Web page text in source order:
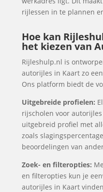
rijlessen in te plannen
Hoe kan
het kiezen van
Rijleshulp.nl is
autorijles in Kaart zo
Ons platform biedt de
Uitgebreide profielen:
rijscholen voor
uitgebreid profiel met
zoals
beoordelingen van
Zoek- en filteropties:
en filteropties kun je
autorijles in Kaart